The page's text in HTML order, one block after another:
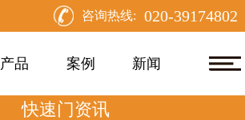
咨询热线: 020-39174802
产品 案例 新闻
快速门资讯